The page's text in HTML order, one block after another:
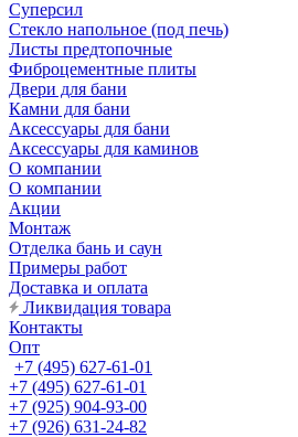
Суперсил
Стекло напольное (под печь)
Листы предтопочные
Фиброцементные плиты
Двери для бани
Камни для бани
Аксессуары для бани
Аксессуары для каминов
О компании
О компании
Акции
Монтаж
Отделка бань и саун
Примеры работ
Доставка и оплата
Ликвидация товара
Контакты
Опт
+7 (495) 627-61-01
+7 (495) 627-61-01
+7 (925) 904-93-00
+7 (926) 631-24-82